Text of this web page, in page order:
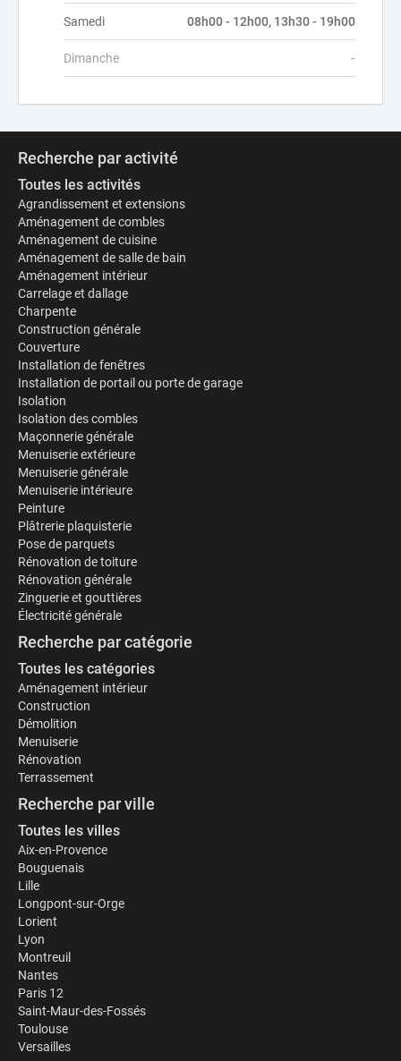
Samedi 08h00 - 12h00, 13h30 - 19h00
Dimanche -
Recherche par activité
Toutes les activités
Agrandissement et extensions
Aménagement de combles
Aménagement de cuisine
Aménagement de salle de bain
Aménagement intérieur
Carrelage et dallage
Charpente
Construction générale
Couverture
Installation de fenêtres
Installation de portail ou porte de garage
Isolation
Isolation des combles
Maçonnerie générale
Menuiserie extérieure
Menuiserie générale
Menuiserie intérieure
Peinture
Plâtrerie plaquisterie
Pose de parquets
Rénovation de toiture
Rénovation générale
Zinguerie et gouttières
Électricité générale
Recherche par catégorie
Toutes les catégories
Aménagement intérieur
Construction
Démolition
Menuiserie
Rénovation
Terrassement
Recherche par ville
Toutes les villes
Aix-en-Provence
Bouguenais
Lille
Longpont-sur-Orge
Lorient
Lyon
Montreuil
Nantes
Paris 12
Saint-Maur-des-Fossés
Toulouse
Versailles